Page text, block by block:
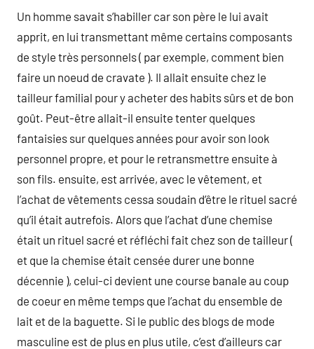
Un homme savait s’habiller car son père le lui avait
apprit, en lui transmettant même certains composants
de style très personnels ( par exemple, comment bien
faire un noeud de cravate ). Il allait ensuite chez le
tailleur familial pour y acheter des habits sûrs et de bon
goût. Peut-être allait-il ensuite tenter quelques
fantaisies sur quelques années pour avoir son look
personnel propre, et pour le retransmettre ensuite à
son fils. ensuite, est arrivée, avec le vêtement, et
l’achat de vêtements cessa soudain d’être le rituel sacré
qu’il était autrefois. Alors que l’achat d’une chemise
était un rituel sacré et réfléchi fait chez son de tailleur (
et que la chemise était censée durer une bonne
décennie ), celui-ci devient une course banale au coup
de coeur en même temps que l’achat du ensemble de
lait et de la baguette. Si le public des blogs de mode
masculine est de plus en plus utile, c’est d’ailleurs car